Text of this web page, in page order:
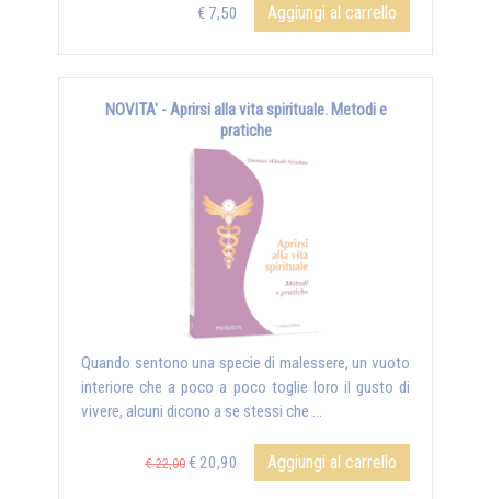
€ 7,50 Aggiungi al carrello
NOVITA' - Aprirsi alla vita spirituale. Metodi e
pratiche
Quando sentono una specie di malessere, un vuoto
interiore che a poco a poco toglie loro il gusto di
vivere, alcuni dicono a se stessi che …
€ 22,00 € 20,90 Aggiungi al carrello